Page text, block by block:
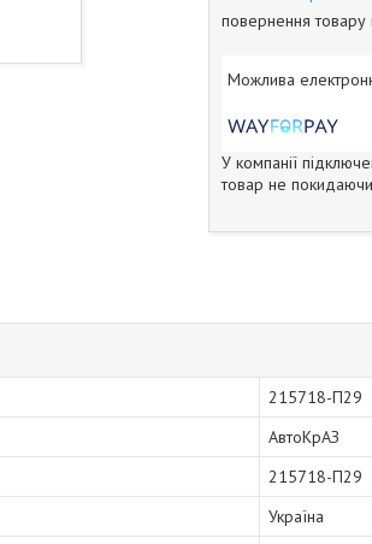
повернення товару
У компанії
товар не покидаючи
215718-П29
АвтоКрАЗ
215718-П29
Україна